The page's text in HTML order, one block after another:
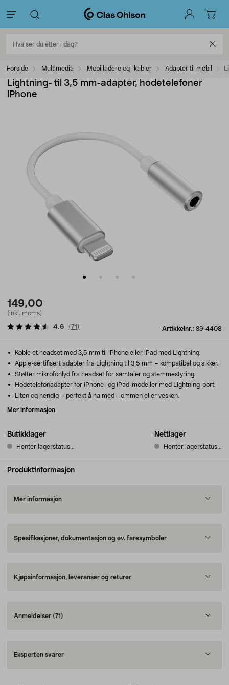
Forside Multimedia Mobilladere og -kabler Adapter til mobil
Lightning- til 3,5 mm-adapter, hodetelefoner
iPhone
149,00
(inkl. moms)
Artikkelnr.: 39-4408
4.6 (71 )
Butikklager
Henter lagerstatus...
Nettlager
Henter lagerstatus...
Koble et headset med 3,5 mm til iPhone eller iPad med Lightning.
Apple-sertifisert adapter fra Lightning til 3,5 mm – kompatibel og sikker.
Støtter mikrofonlyd fra headset for samtaler og stemmestyring.
Hodetelefonadapter for iPhone- og iPad-modeller med Lightning-port.
Liten og hendig – perfekt å ha med i lommen eller vesken.
Mer informasjon
Produktinformasjon
Mer informasjon
Spesifikasjoner, dokumentasjon og ev. faresymboler
Kjøpsinformasjon, leveranser og returer
Anmeldelser (71)
Eksperten svarer